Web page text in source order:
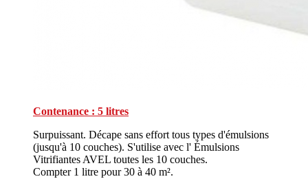
Contenance : 5 litres
Surpuissant. Décape sans effort tous types d'émulsions
(jusqu'à 10 couches). S'utilise avec l' Émulsions
Vitrifiantes AVEL toutes les 10 couches.
Compter 1 litre pour 30 à 40 m².